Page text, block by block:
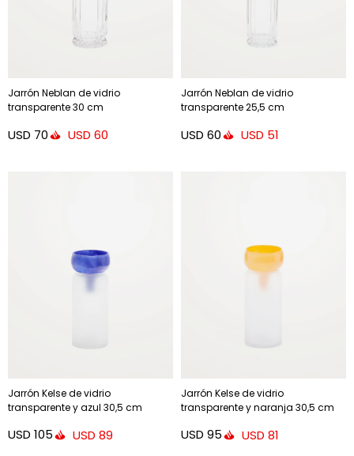
Jarrón Neblan de vidrio
transparente 30 cm
USD 70 USD 60
Jarrón Neblan de vidrio
transparente 25,5 cm
USD 60 USD 51
Jarrón Kelse de vidrio
transparente y azul 30,5 cm
USD 105 USD 89
Jarrón Kelse de vidrio
transparente y naranja 30,5 cm
USD 95 USD 81